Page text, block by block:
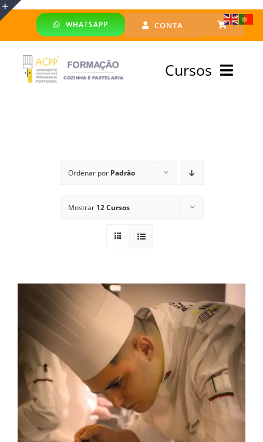
Skip
WHATSAPP CONTA
Cursos
Financiado
Ordenar por Padrão
Mostrar 12 Cursos